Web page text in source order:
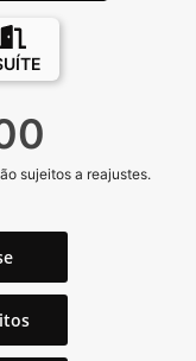
sujeitos a reajustes.